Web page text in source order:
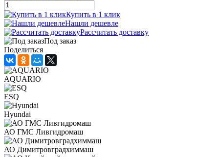
Купить в 1 клик
Нашли дешевле
Рассчитать доставку
Под заказ
Поделиться
AQUARIO
ESQ
Hyundai
АО ГМС Ливгидромаш
АО Димитровградхиммаш